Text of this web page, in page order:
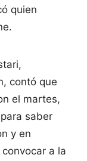
quien
contó que
el martes,
saber
y en
a la